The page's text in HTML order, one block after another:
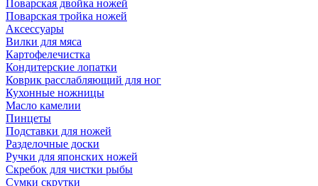
Поварская двойка ножей
Поварская тройка ножей
Аксессуары
Вилки для мяса
Картофелечистка
Кондитерские лопатки
Коврик расслабляющий для ног
Кухонные ножницы
Масло камелии
Пинцеты
Подставки для ножей
Разделочные доски
Ручки для японских ножей
Скребок для чистки рыбы
Сумки скрутки